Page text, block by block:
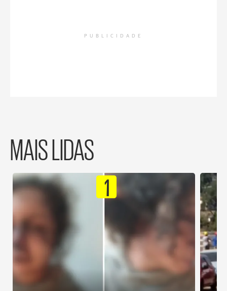
PUBLICIDADE
MAIS LIDAS
1